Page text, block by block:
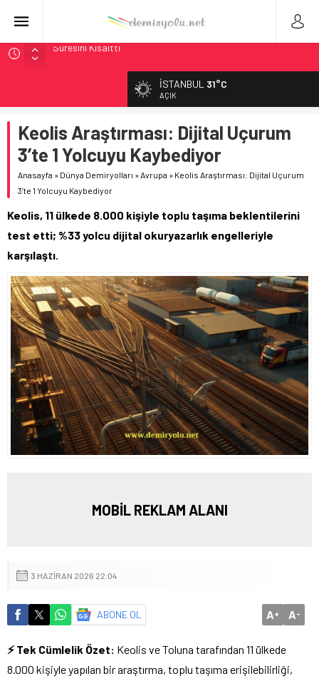
NJ Transit’ten Tarihi Bütçe: 46 Yılın Rekoru Onaylandı
Rocky Mountain, Güneş Enerjili Tesisten İlk Rayı Sevk Etti
AAR, MIT ve Berkeley Dahil 4 Üniversiteyle Araştırma
Konsorsiyumu Başlattı
Long Beach Limanı’na 58 Milyon Dolarlık Yeşil Yatırım Ödülü
Chicago’da Metra Polisi BVLOS Drone’larla Müdahale
Süresini Kısalttı
İSTANBUL 31°C
AÇIK
Keolis Araştırması: Dijital Uçurum
3’te 1 Yolcuyu Kaybediyor
Anasayfa » Dünya Demiryolları »Avrupa » Keolis Araştırması: Dijital Uçurum
3’te 1 Yolcuyu Kaybediyor
Keolis, 11 ülkede 8.000 kişiyle toplu taşıma beklentilerini
test etti; %33 yolcu dijital okuryazarlık engelleriyle
karşılaştı.
MOBİL REKLAM ALANI
3 HAZIRAN 2026 22:04
ABONE OL A+ A-
⚡ Tek Cümlelik Özet: Keolis ve Toluna tarafından 11 ülkede
8.000 kişiyle yapılan bir araştırma, toplu taşıma erişilebilirliği,